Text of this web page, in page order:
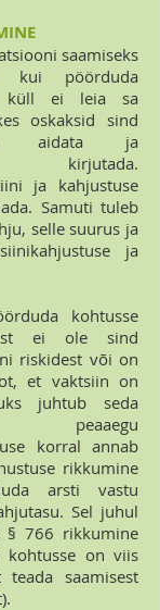
saamiseks
kui pöörduda
küll ei leia sa
oskaksid sind
aidata ja
kirjutada.
ja kahjustuse
Samuti tuleb
selle suurus ja
ja
kohtusse
ei ole sind
riskidest või on
et vaktsiin on
juhtub seda
korral annab
rikkumine
arsti vastu
Sel juhul
§ 766 rikkumine
kohtusse on viis
saamisest